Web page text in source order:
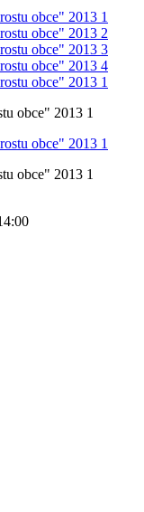
obce" 2013 1
obce" 2013 1